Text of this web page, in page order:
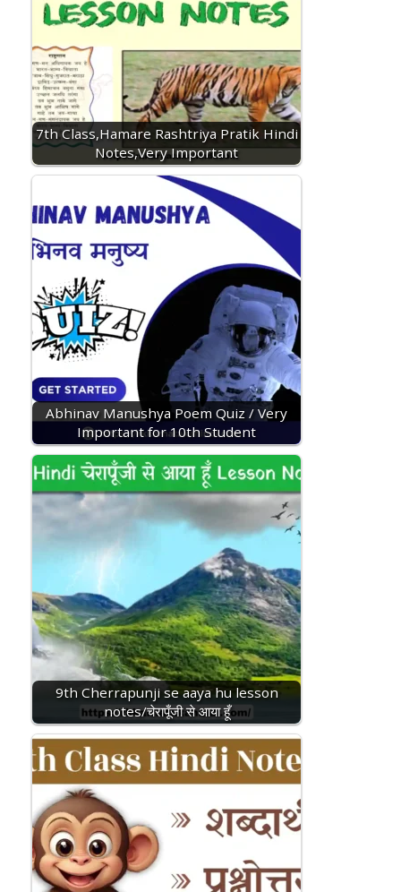
7th Class,Hamare Rashtriya Pratik Hindi
Notes,Very Important
Abhinav Manushya Poem Quiz / Very
Important for 10th Student
9th Cherrapunji se aaya hu lesson
notes/चेरापूँजी से आया हूँ